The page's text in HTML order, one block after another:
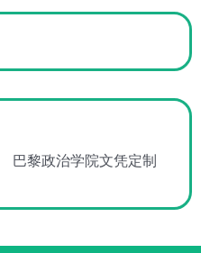
巴黎政治学院文凭定制